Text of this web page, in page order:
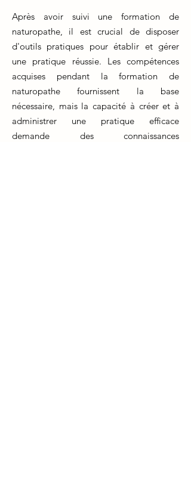
Après avoir suivi une formation de
naturopathe, il est crucial de disposer
d'outils pratiques pour établir et gérer
une pratique réussie. Les compétences
acquises pendant la formation de
naturopathe fournissent la base
nécessaire, mais la capacité à créer et à
administrer une pratique efficace
demande des connaissances